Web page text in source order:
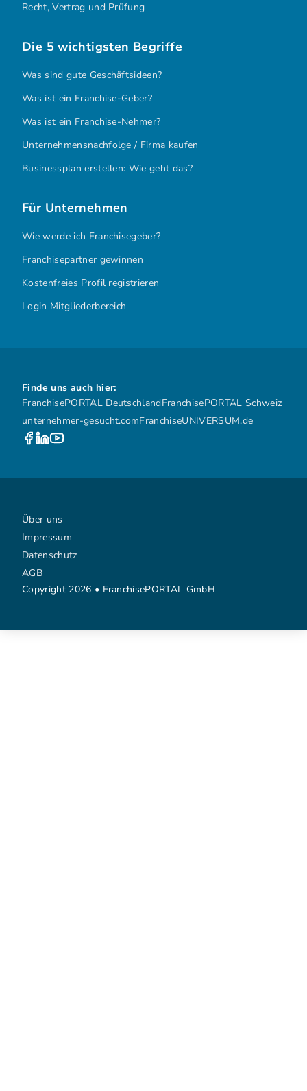
Recht, Vertrag und Prüfung
Die 5 wichtigsten Begriffe
Was sind gute Geschäftsideen?
Was ist ein Franchise-Geber?
Was ist ein Franchise-Nehmer?
Unternehmensnachfolge / Firma kaufen
Businessplan erstellen: Wie geht das?
Für Unternehmen
Wie werde ich Franchisegeber?
Franchisepartner gewinnen
Kostenfreies Profil registrieren
Login Mitgliederbereich
Finde uns auch hier:
FranchisePORTAL DeutschlandFranchisePORTAL Schweiz
unternehmer-gesucht.comFranchiseUNIVERSUM.de
Copyright 2026 • FranchisePORTAL GmbH
Über uns
Impressum
Datenschutz
AGB